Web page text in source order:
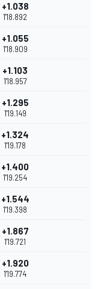
+1.038
1'18.892
+1.055
1'18.909
+1.103
1'18.957
+1.295
1'19.149
+1.324
1'19.178
+1.400
1'19.254
+1.544
1'19.398
+1.867
1'19.721
+1.920
1'19.774